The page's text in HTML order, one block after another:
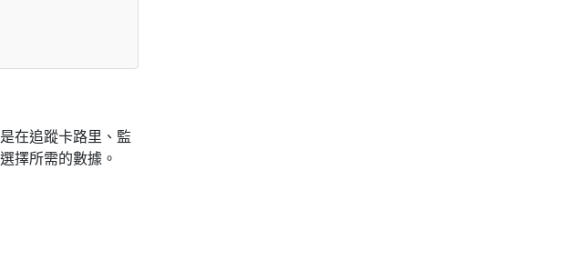
在追蹤卡路里、監
擇所需的數據。